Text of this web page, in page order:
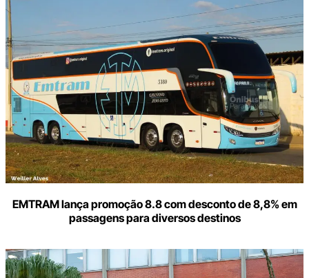
EMTRAM lança promoção 8.8 com desconto de 8,8% em
passagens para diversos destinos
aqui
o
seu
e-
mail